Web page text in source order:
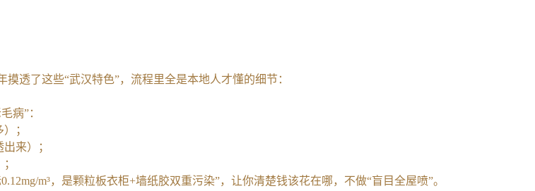
透了这些“武汉特色”，流程里全是本地人才懂的细节：
病”：
；
来）；
m³，是颗粒板衣柜+墙纸胶双重污染”，让你清楚钱该花在哪，不做“盲目全屋喷”。